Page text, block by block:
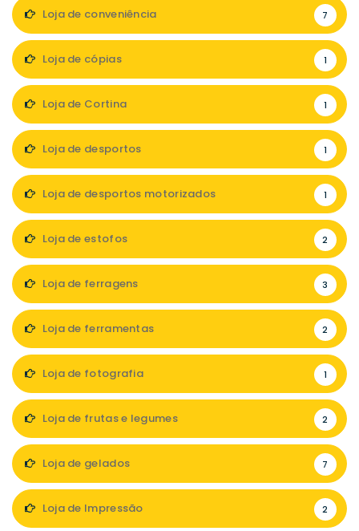
Loja de conveniência 7
Loja de cópias 1
Loja de Cortina 1
Loja de desportos 1
Loja de desportos motorizados 1
Loja de estofos 2
Loja de ferragens 3
Loja de ferramentas 2
Loja de fotografia 1
Loja de frutas e legumes 2
Loja de gelados 7
Loja de Impressão 2